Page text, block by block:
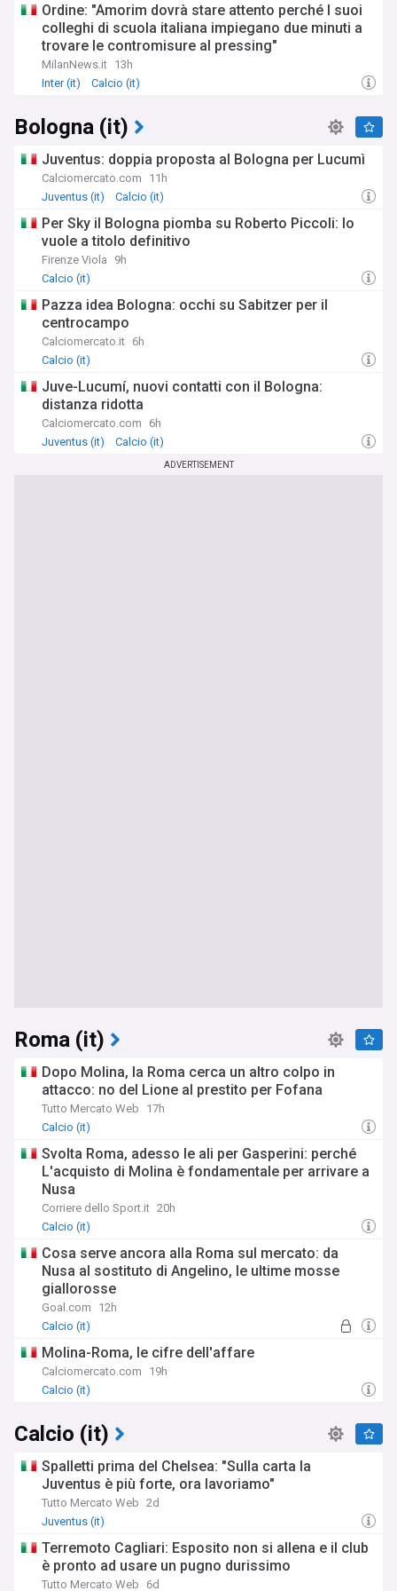
Ordine: "Amorim dovrà stare attento perché I suoi
colleghi di scuola italiana impiegano due minuti a
trovare le contromisure al pressing"
MilanNews.it 13h
Inter (it)
Calcio (it)
Bologna (it)
Juventus: doppia proposta al Bologna per Lucumì
Calciomercato.com
11h
Juventus (it)
Calcio (it)
Per Sky il Bologna piomba su Roberto Piccoli: lo
vuole a titolo definitivo
Firenze Viola
9h
Calcio (it)
Pazza idea Bologna: occhi su Sabitzer per il
centrocampo
Calciomercato.it 6h
Calcio (it)
Juve-Lucumí, nuovi contatti con il Bologna:
distanza ridotta
Calciomercato.com
6h
Juventus (it)
Calcio (it)
ADVERTISEMENT
Roma (it)
Dopo Molina, la Roma cerca un altro colpo in
attacco: no del Lione al prestito per Fofana
Tutto Mercato Web
17h
Calcio (it)
Svolta Roma, adesso le ali per Gasperini: perché
L'acquisto di Molina è fondamentale per arrivare a
Nusa
Corriere dello Sport.it 20h
Calcio (it)
Cosa serve ancora alla Roma sul mercato: da
Nusa al sostituto di Angelino, le ultime mosse
giallorosse
Goal.com
12h
Calcio (it)
Molina-Roma, le cifre dell'affare
Calciomercato.com
19h
Calcio (it)
Calcio (it)
Spalletti prima del Chelsea: "Sulla carta la
Juventus è più forte, ora lavoriamo"
Tutto Mercato Web 2d
Juventus (it)
Terremoto Cagliari: Esposito non si allena e il club
è pronto ad usare un pugno durissimo
Tutto Mercato Web 6d